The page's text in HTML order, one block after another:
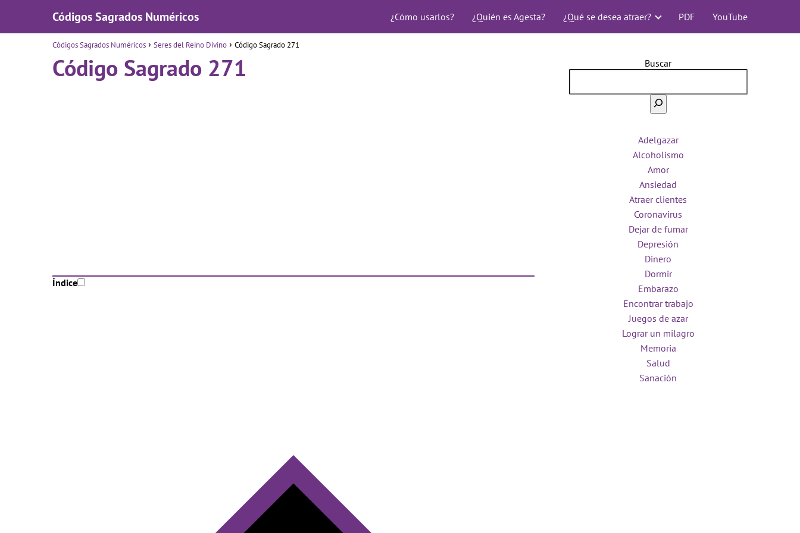
Códigos Sagrados Numéricos ¿Cómo usarlos? ¿Quién es Agesta? ¿Qué se desea atraer? PDF YouTube
Códigos Sagrados Numéricos Seres del Reino Divino Código Sagrado 271
Código Sagrado 271
Índice
Buscar
Adelgazar
Alcoholismo
Amor
Ansiedad
Atraer clientes
Coronavirus
Dejar de fumar
Depresión
Dinero
Dormir
Embarazo
Encontrar trabajo
Juegos de azar
Lograr un milagro
Memoria
Salud
Sanación